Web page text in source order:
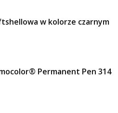
w kolorze czarnym
Permanent Pen 314